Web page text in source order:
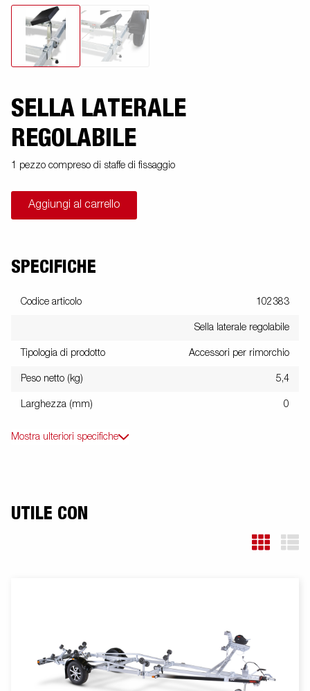
SELLA LATERALE
REGOLABILE
1 pezzo compreso di staffe di fissaggio
Aggiungi al carrello
SPECIFICHE
Codice articolo 102383
Sella laterale regolabile
Tipologia di prodotto Accessori per rimorchio
Peso netto (kg) 5,4
Larghezza (mm) 0
Mostra ulteriori specifiche
UTILE CON